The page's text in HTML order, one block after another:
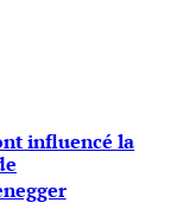
influencé la